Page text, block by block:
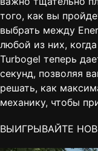
того, как вы
выбрать между
любой из них, когда
Turbogel теперь
секунд, позволяя
решать, как
механику, чтобы
ВЫИГРЫВАЙТЕ